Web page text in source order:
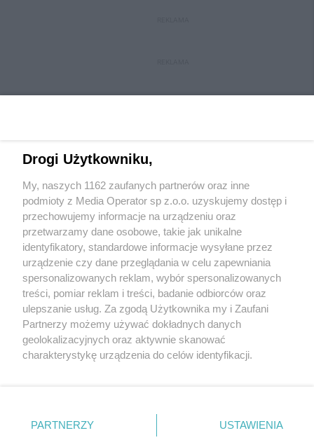
Wydawca mediówlokalnych
Nie zapomnij
zapoznać się z:
polityką prywatności regulamin korzystania z portali
Twojemiasto
Piekary Śląskie
Chorzów
Tarnowskie Góry
Gliwice
Skontakuj sięz nami
Kontakt
Wydawca
Redakcja
Drogi Użytkowniku,
My, naszych 1162 zaufanych partnerów oraz inne
podmioty z Media Operator sp z.o.o. uzyskujemy dostęp i
przechowujemy informacje na urządzeniu oraz
przetwarzamy dane osobowe, takie jak unikalne
identyfikatory, standardowe informacje wysyłane przez
urządzenie czy dane przeglądania w celu zapewniania
spersonalizowanych reklam, wybór spersonalizowanych
treści, pomiar reklam i treści, badanie odbiorców oraz
ulepszanie usług. Za zgodą Użytkownika my i Zaufani
Partnerzy możemy używać dokładnych danych
geolokalizacyjnych oraz aktywnie skanować
charakterystykę urządzenia do celów identyfikacji.
zmienić/wycofać klikając przycisk ustawień prywatności
znajdujący się w lewym dolnym rogu strony
PARTNERZY USTAWIENIA